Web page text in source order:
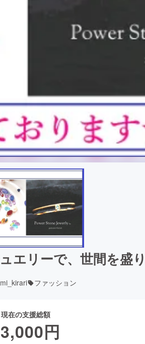
エリーで、世間を
ファッション
現在の支援総額
円